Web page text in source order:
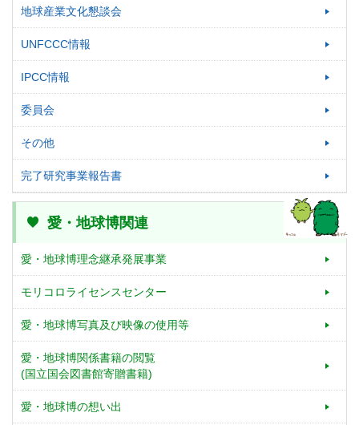
地球産業文化懇談会
UNFCCC情報
IPCC情報
委員会
その他
完了研究事業報告書
愛・地球博関連
愛・地球博理念継承発展事業
モリコロライセンスセンター
愛・地球博写真及び映像の使用等
愛・地球博関係書籍の閲覧
(国立国会図書館寄贈書籍)
愛・地球博の想い出